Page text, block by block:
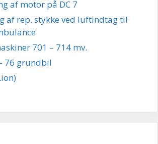
af motor på DC 7
af rep. stykke ved luftindtag til
701 – 714 mv.
76 grundbil